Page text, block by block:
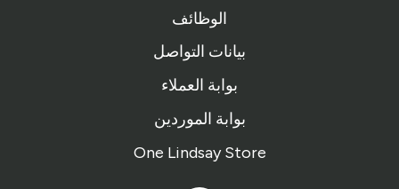
الوظائف
بيانات التواصل
بوابة العملاء
بوابة الموردين
One Lindsay Store